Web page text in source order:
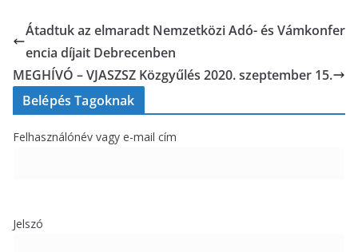
Átadtuk az elmaradt Nemzetközi Adó- és Vámkonfer
encia díjait Debrecenben
MEGHÍVÓ – VJASZSZ Közgyűlés 2020. szeptember 15.
Belépés Tagoknak
Felhasználónév vagy e-mail cím
Jelszó